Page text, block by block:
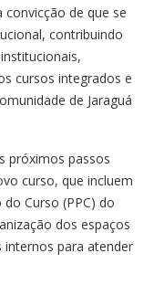
de que se
contribuindo
cursos integrados e
de Jaraguá
próximos passos
curso, que incluem
Curso (PPC) do
dos espaços
internos para atender